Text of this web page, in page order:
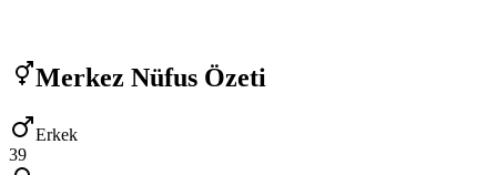
Merkez Nüfus Özeti
Erkek
39